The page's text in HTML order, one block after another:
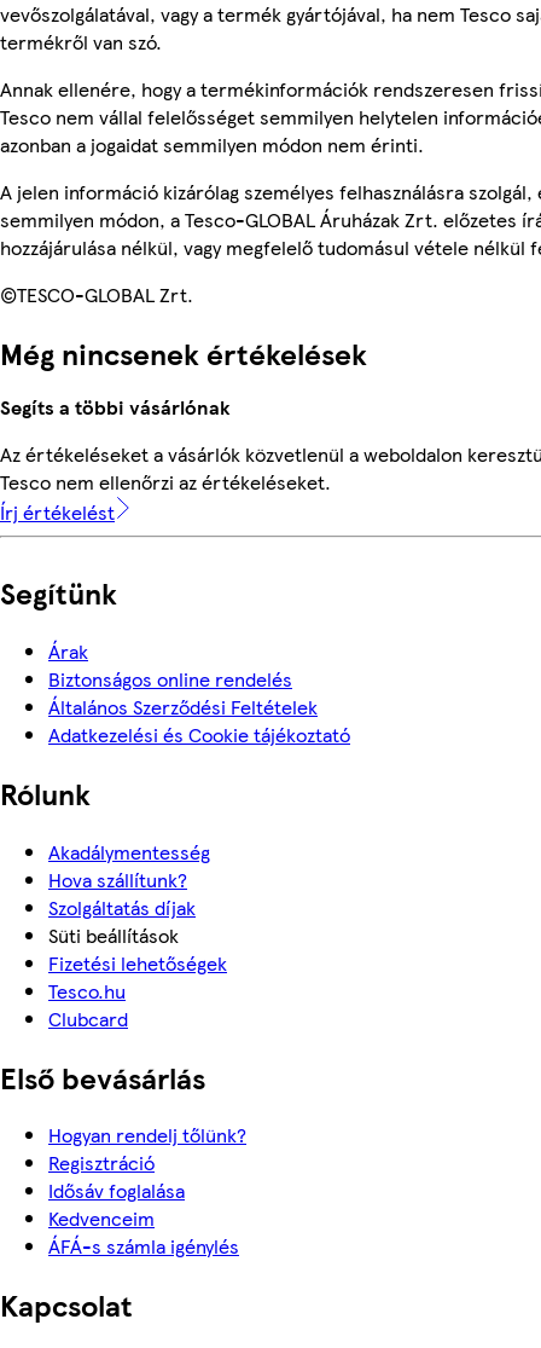
vevőszolgálatával, vagy a termék gyártójával, ha nem Tesco
termékről van szó.
Annak ellenére, hogy a termékinformációk rendszeresen
Tesco nem vállal felelősséget semmilyen helytelen
azonban a jogaidat semmilyen módon nem érinti.
A jelen információ kizárólag személyes felhasználásra
semmilyen módon, a Tesco-GLOBAL Áruházak Zrt. előzetes
hozzájárulása nélkül, vagy megfelelő tudomásul vétele nélkül
©TESCO-GLOBAL Zrt.
Még nincsenek értékelések
Segíts a többi vásárlónak
Az értékeléseket a vásárlók közvetlenül a weboldalon
Tesco nem ellenőrzi az értékeléseket.
Írj értékelést
Segítünk
Árak
Biztonságos online rendelés
Általános Szerződési Feltételek
Adatkezelési és Cookie tájékoztató
Rólunk
Akadálymentesség
Hova szállítunk?
Szolgáltatás díjak
Süti beállítások
Fizetési lehetőségek
Tesco.hu
Clubcard
Első bevásárlás
Hogyan rendelj tőlünk?
Regisztráció
Idősáv foglalása
Kedvenceim
ÁFÁ-s számla igénylés
Kapcsolat